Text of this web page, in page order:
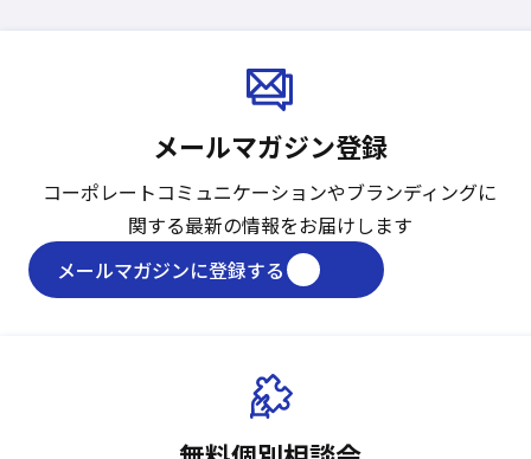
メールマガジン登録
コーポレートコミュニケーションやブランディングに
関する最新の情報をお届けします
メールマガジンに登録する